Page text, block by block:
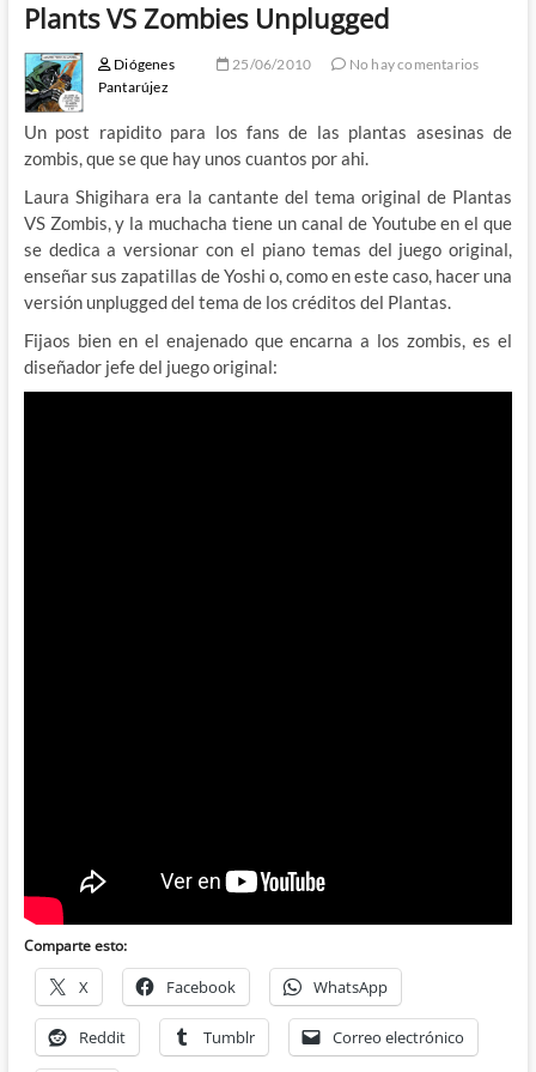
Plants VS Zombies Unplugged
Diógenes
Pantarújez
25/06/2010 No hay comentarios
Un post rapidito para los fans de las plantas asesinas de
zombis, que se que hay unos cuantos por ahi.
Laura Shigihara era la cantante del tema original de Plantas
VS Zombis, y la muchacha tiene un canal de Youtube en el que
se dedica a versionar con el piano temas del juego original,
enseñar sus zapatillas de Yoshi o, como en este caso, hacer una
versión unplugged del tema de los créditos del Plantas.
Fijaos bien en el enajenado que encarna a los zombis, es el
diseñador jefe del juego original:
Comparte esto:
X Facebook WhatsApp
Reddit Tumblr Correo electrónico